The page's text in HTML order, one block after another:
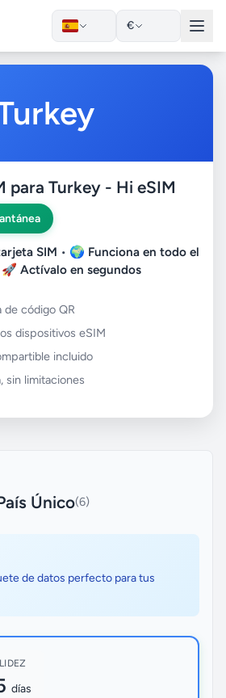
€
para Turkey - Hi eSIM
SIM • 🌍 Funciona en todo el
Actívalo en segundos
de código QR
dispositivos eSIM
incluido
sin limitaciones
Único(6)
de datos perfecto para tus
días